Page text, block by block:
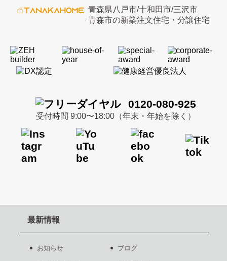
青森県八戸市/十和田市/三沢市
青森市の新築注文住宅・分譲住宅
0120-080-925
受付時間 9:00〜18:00（年末・年始を除く）
最新情報
お知らせ ブログ